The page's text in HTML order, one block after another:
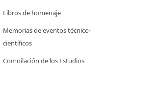
Libros de homenaje
Memorias de eventos técnico-
científicos
Compilación de los Estudios